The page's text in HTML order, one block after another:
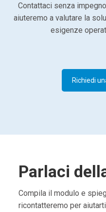
Contattaci senza
aiuteremo a valutare la
esigenze
Richiedi
Parlaci
Compila il modulo e
ricontatteremo per